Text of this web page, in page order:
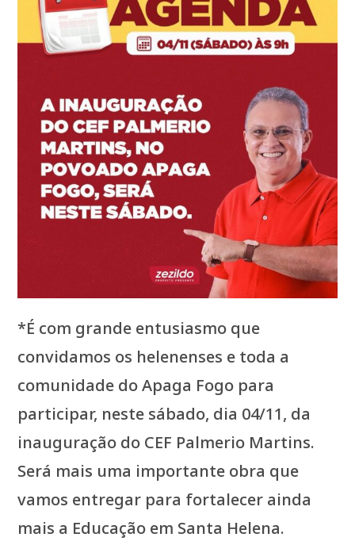
*É com grande entusiasmo que
convidamos os helenenses e toda a
comunidade do Apaga Fogo para
participar, neste sábado, dia 04/11, da
inauguração do CEF Palmerio Martins.
Será mais uma importante obra que
vamos entregar para fortalecer ainda
mais a Educação em Santa Helena.